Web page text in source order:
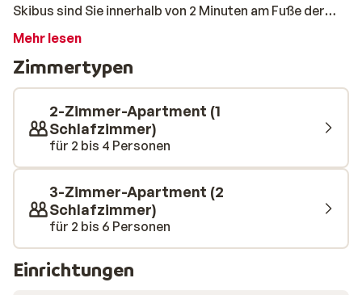
Skibus sind Sie innerhalb von 2 Minuten am Fuße der
Pisten. Der Eigentümer, ebenfalls vom Hotel Salvadori,
Komfort ausgestattet. Im nur wenige Meter entfernten
Hotel kann man abends essen oder das Spa nutzen
(Aufpreis). In der Nähe finden Sie einige Geschäfte und
einen Supermarkt. Villa Verde ist ideal für einen
unvergesslichen Skiurlaub in den Bergen.
Mehr lesen
Zimmertypen
2-Zimmer-Apartment (1
Schlafzimmer)
für 2 bis 4 Personen
3-Zimmer-Apartment (2
Schlafzimmer)
für 2 bis 6 Personen
Einrichtungen